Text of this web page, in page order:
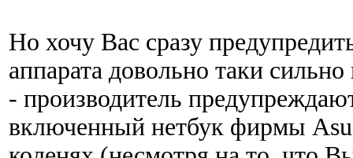
Но хочу Вас сразу
аппарата довольно таки
- производитель
включенный нетбук фирмы